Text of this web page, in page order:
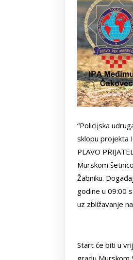
“Policijska
sklopu projekta
PLAVO
Murskom
Žabniku.
godine u 09:00
uz zbližavanje
Start će biti u
gradu Murskom